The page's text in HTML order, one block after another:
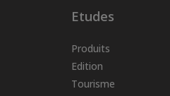
Etudes
Produits
Edition
Tourisme